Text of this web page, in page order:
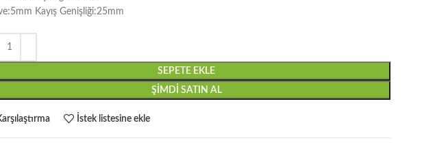
Kayış Genişliği:25mm
SEPETE EKLE
ŞIMDI SATIN AL
İstek listesine ekle